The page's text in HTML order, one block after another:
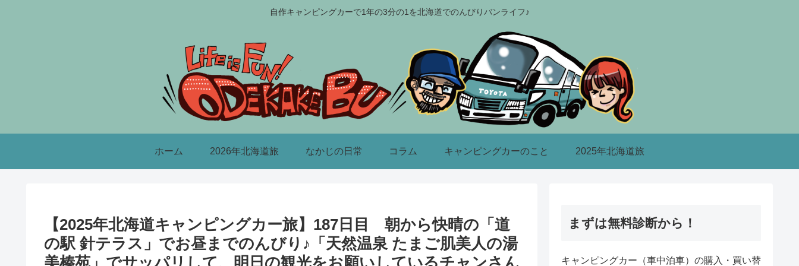
自作キャンピングカーで1年の3分の1を北海道でのんびりバンライフ♪
ホーム 2026年北海道旅 なかじの日常 コラム キャンピングカーのこと 2025年北海道旅
【2025年北海道キャンピングカー旅】187日目 朝から快晴の「道
の駅 針テラス」でお昼までのんびり♪「天然温泉 たまご肌美人の湯
美榛苑」でサッパリして、明日の観光をお願いしているチャンさん
まずは無料診断から！
キャンピングカー（車中泊車）の購入・買い替